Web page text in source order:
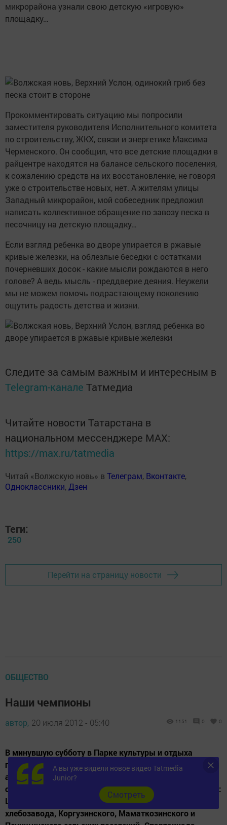
микрорайона узнали свою детскую «игровую»
площадку…
Прокомментировать ситуацию мы попросили
заместителя руководителя Исполнительного комитета
по строительству, ЖКХ, связи и энергетике Максима
Черменского. Он сообщил, что все детские площадки в
райцентре находятся на балансе сельского поселения,
к сожалению средств на их восстановление, не говоря
уже о строительстве новых, нет. А жителям улицы
Западный микрорайон, мой собеседник предложил
написать коллективное обращение по завозу песка в
песочницу на детскую площадку…
Если взгляд ребенка во дворе упирается в ржавые
кривые железки, на облезлые беседки с остатками
почерневших досок - какие мысли рождаются в него
голове? А ведь мысль - преддверие деяния. Неужели
мы не можем помочь подрастающему поколению
ощутить радость детства и жизни.
Следите за самым важным и интересным в
Telegram-канале Татмедиа
Читайте новости Татарстана в
национальном мессенджере MАХ:
https://max.ru/tatmedia
Читай «Волжскую новь» в Телеграм, Вконтакте,
Одноклассники, Дзен
Теги:
250
Перейти на страницу новости
ОБЩЕСТВО
Наши чемпионы
автор, 20 июля 2012 - 05:40 1151 0 0
В минувшую субботу в Парке культуры и отдыха
прошла вторая районная Спартакиада по легкой
атлетике среди организаций и сельских поселений. В
спортивных состязаниях приняли участие семь команд:
ЦРБ, социальной защиты, исполнительного комитета,
хлебозавода, Коргузинского, Маматкозинского и
А вы уже видели новое видео Tatmedia
Junior?
Cмотреть